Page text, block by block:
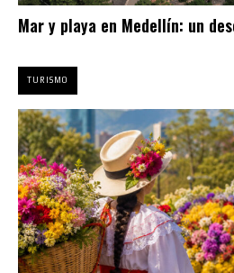
Mar y playa en Medellín: un
TURISMO